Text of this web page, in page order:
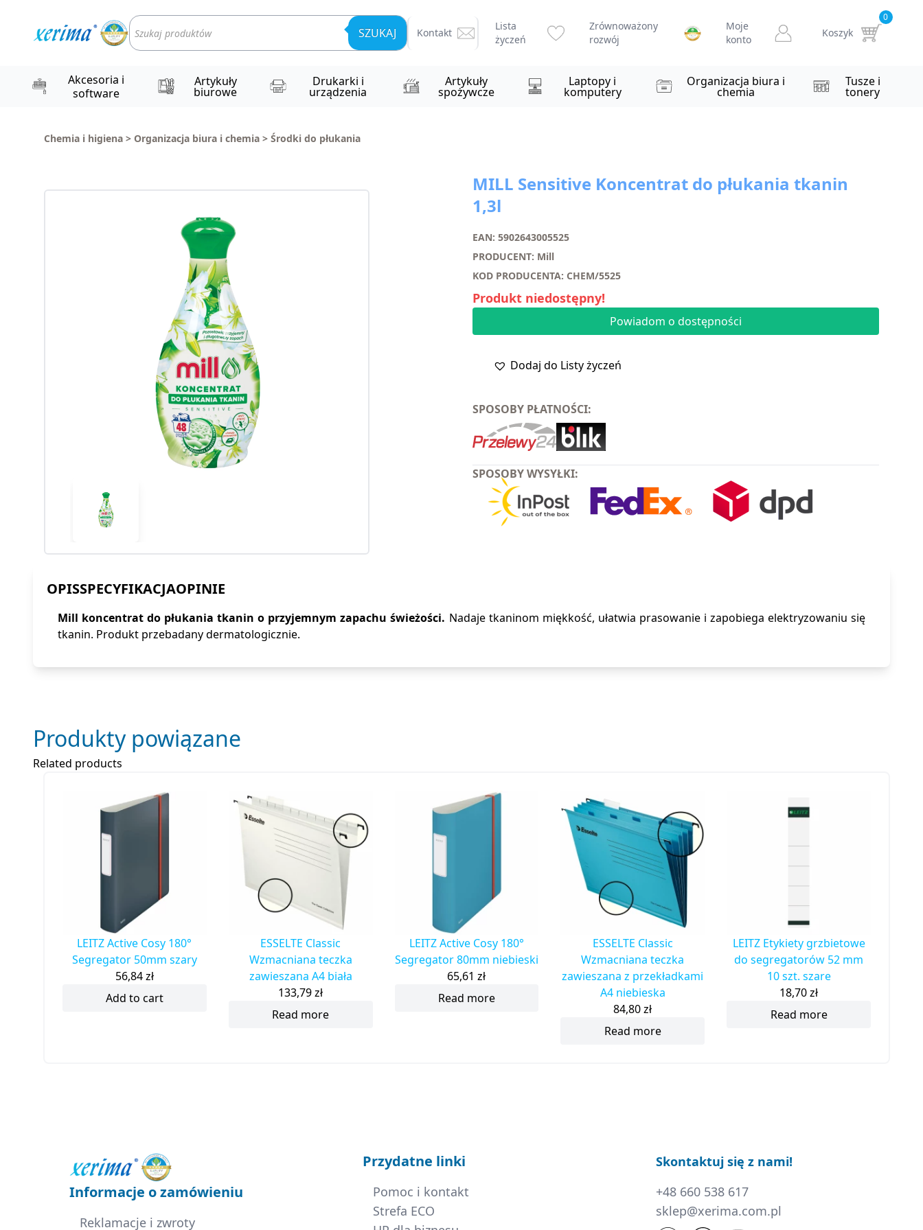
Wyszukiwarka
produktów SZUKAJ Kontakt
Lista
życzeń
Zrównoważony
rozwój
Moje
konto
Koszyk
0
Akcesoria i
software
Artykuły
biurowe
Drukarki i
urządzenia
Artykuły
spożywcze
Laptopy i
komputery
Organizacja biura i
chemia
Tusze i
tonery
Chemia i higiena > Organizacja biura i chemia > Środki do płukania
MILL Sensitive Koncentrat do płukania tkanin
1,3l
EAN: 5902643005525
PRODUCENT: Mill
KOD PRODUCENTA: CHEM/5525
Produkt niedostępny!
Powiadom o dostępności
Dodaj do Listy życzeń
SPOSOBY PŁATNOŚCI:
SPOSOBY WYSYŁKI:
OPISSPECYFIKACJAOPINIE
Mill koncentrat do płukania tkanin o przyjemnym zapachu świeżości. Nadaje tkaninom miękkość, ułatwia prasowanie i zapobiega elektryzowaniu się
tkanin. Produkt przebadany dermatologicznie.
Produkty powiązane
Related products
LEITZ Active Cosy 180°
Segregator 50mm szary
56,84zł
Add to cart
ESSELTE Classic
Wzmacniana teczka
zawieszana A4 biała
133,79zł
Read more
LEITZ Active Cosy 180°
Segregator 80mm niebieski
65,61zł
Read more
ESSELTE Classic
Wzmacniana teczka
zawieszana z przekładkami
A4 niebieska
84,80zł
Read more
LEITZ Etykiety grzbietowe
do segregatorów 52 mm
10 szt. szare
18,70zł
Read more
Informacje o zamówieniu
Reklamacje i zwroty
Przydatne linki
Pomoc i kontakt
Strefa ECO
Skontaktuj się z nami!
+48 660 538 617
sklep@xerima.com.pl